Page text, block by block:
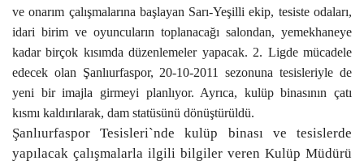
Spor
Gündem
Tekno Bilim
Ekonomi
ve onarım çalışmalarına başlayan Sarı-Yeşilli ekip, tesiste odaları,
idari birim ve oyuncuların toplanacağı salondan, yemekhaneye
kadar birçok kısımda düzenlemeler yapacak. 2. Ligde mücadele
edecek olan Şanlıurfaspor, 20-10-2011 sezonuna tesisleriyle de
yeni bir imajla girmeyi planlıyor. Ayrıca, kulüp binasının çatı
kısmı kaldırılarak, dam statüsünü dönüştürüldü.
Şanlıurfaspor Tesisleri`nde kulüp binası ve tesislerde
yapılacak çalışmalarla ilgili bilgiler veren Kulüp Müdürü